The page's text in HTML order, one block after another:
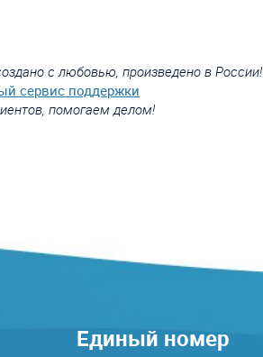
с любовью, произведено в России!
сервис поддержки
помогаем делом!
Единый номер